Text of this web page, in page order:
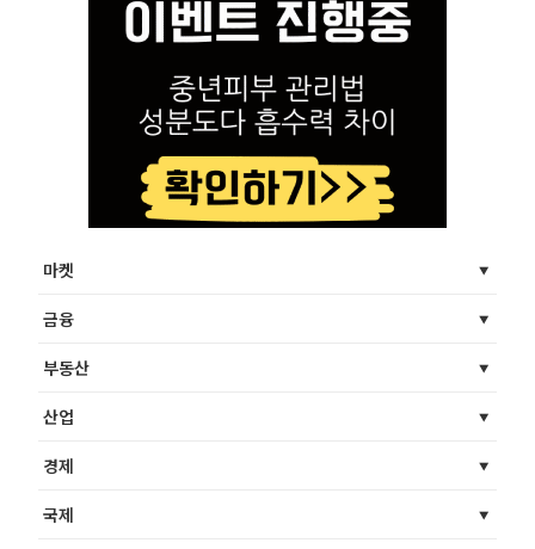
마켓
금융
부동산
산업
경제
국제